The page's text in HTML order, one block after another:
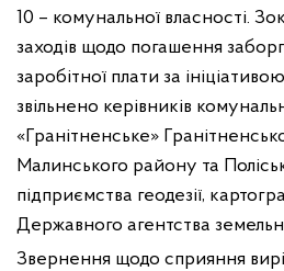
10 – комунальної власності.
заходів щодо погашення
заробітної плати за
звільнено керівників
«Гранітненське»
Малинського району та
підприємства геодезії,
Державного агентства
Звернення щодо сприяння